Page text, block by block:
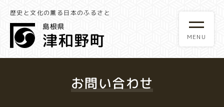
歴史と文化の薫る日本のふるさと
お問い合わせ